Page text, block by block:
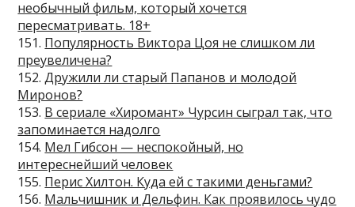
необычный фильм, который хочется
пересматривать. 18+
151. Популярность Виктора Цоя не слишком ли
преувеличена?
152.Дружили ли старый Папанов и молодой
Миронов?
153. В сериале «Хиромант» Чурсин сыграл так, что
запоминается надолго
154. Мел Гибсон — неспокойный, но
интереснейший человек
155. Перис Хилтон. Куда ей с такими деньгами?
156. Мальчишник и Дельфин. Как проявилось чудо